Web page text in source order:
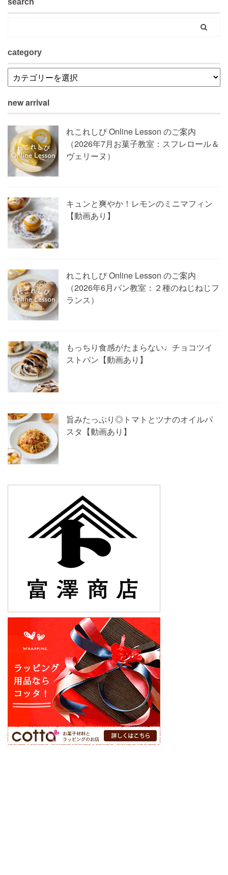
search
category
new arrival
れこれしぴ Online Lesson のご案内
（2026年7月お菓子教室：スフレロール＆
ヴェリーヌ）
キュンと爽やか！レモンのミニマフィン
【動画あり】
れこれしぴ Online Lesson のご案内
（2026年6月パン教室：２種のねじねじフ
ランス）
もっちり食感がたまらない♩チョコツイ
ストパン【動画あり】
旨みたっぷり◎トマトとツナのオイルパ
スタ【動画あり】